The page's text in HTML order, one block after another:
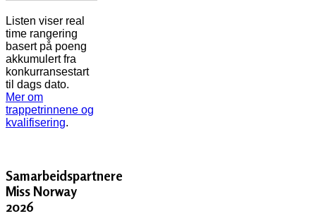
Listen viser real
time rangering
basert på poeng
akkumulert fra
konkurransestart
til dags dato.
Mer om
trappetrinnene og
kvalifisering.
Samarbeidspartnere
Miss Norway
2026